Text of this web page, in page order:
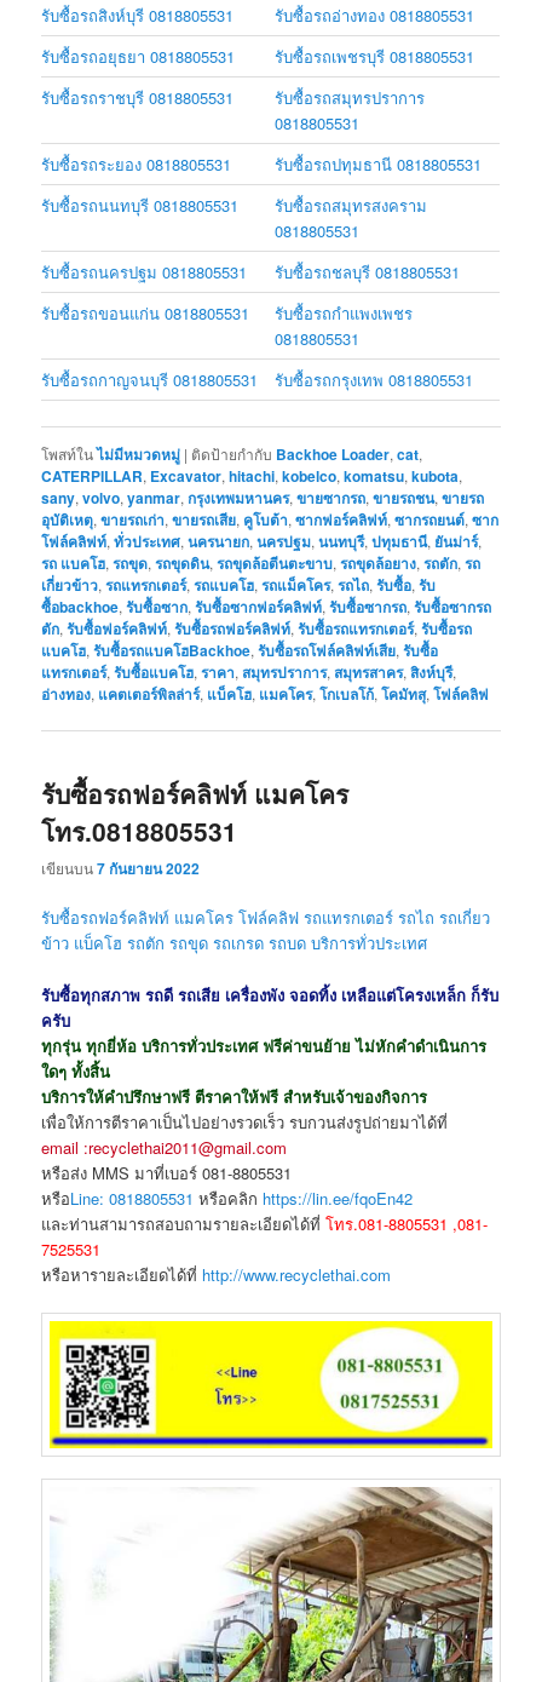
รับซื้อรถสิงห์บุรี 0818805531
รับซื้อรถอ่างทอง 0818805531
รับซื้อรถอยุธยา 0818805531
รับซื้อรถเพชรบุรี 0818805531
รับซื้อรถราชบุรี 0818805531
รับซื้อรถสมุทรปราการ
0818805531
รับซื้อรถระยอง 0818805531
รับซื้อรถปทุมธานี 0818805531
รับซื้อรถนนทบุรี 0818805531
รับซื้อรถสมุทรสงคราม
0818805531
รับซื้อรถนครปฐม 0818805531
รับซื้อรถชลบุรี 0818805531
รับซื้อรถขอนแก่น 0818805531
รับซื้อรถกำแพงเพชร
0818805531
รับซื้อรถกาญจนบุรี 0818805531
รับซื้อรถกรุงเทพ 0818805531
โพสท์ในไม่มีหมวดหมู่ | ติดป้ายกำกับ Backhoe Loader,cat,
CATERPILLAR, Excavator,hitachi,kobelco,komatsu,kubota,
sany,volvo,yanmar,กรุงเทพมหานคร,ขายซากรถ,ขายรถชน,ขายรถ
อุบัติเหตุ,ขายรถเก่า,ขายรถเสีย, คูโบต้า,ซากฟอร์คลิฟท์,ซากรถยนต์,ซาก
โฟล์คลิฟท์,ทั่วประเทศ,นครนายก,นครปฐม,นนทบุรี,ปทุมธานี, ยันม่าร์,
รถ แบคโฮ,รถขุด,รถขุดดิน,รถขุดล้อตีนตะขาบ,รถขุดล้อยาง,รถตัก,รถ
เกี่ยวข้าว,รถแทรกเตอร์,รถแบคโฮ,รถแม็คโคร,รถไถ,รับซื้อ,รับ
ซื้อbackhoe,รับซื้อซาก,รับซื้อซากฟอร์คลิฟท์,รับซื้อซากรถ,รับซื้อซากรถ
ตัก,รับซื้อฟอร์คลิฟท์,รับซื้อรถฟอร์คลิฟท์,รับซื้อรถแทรกเตอร์,รับซื้อรถ
แบคโฮ,รับซื้อรถแบคโฮBackhoe,รับซื้อรถโฟล์คลิฟท์เสีย,รับซื้อ
แทรกเตอร์,รับซื้อแบคโฮ,ราคา, สมุทรปราการ, สมุทรสาคร,สิงห์บุรี,
อ่างทอง, แคตเตอร์พิลล่าร์, แบ็คโฮ, แมคโคร,โกเบลโก้,โคมัทสุ,โฟล์คลิฟ
รับซื้อรถฟอร์คลิฟท์ แมคโคร
โทร.0818805531
เขียนบน7 กันยายน 2022
รับซื้อรถฟอร์คลิฟท์ แมคโคร โฟล์คลิฟ รถแทรกเตอร์ รถไถ รถเกี่ยว
ข้าว แบ็คโฮ รถตัก รถขุด รถเกรด รถบด บริการทั่วประเทศ
รับซื้อทุกสภาพ รถดี รถเสีย เครื่องพัง จอดทิ้ง เหลือแต่โครงเหล็ก ก็รับ
ครับ
ทุกรุ่น ทุกยี่ห้อ บริการทั่วประเทศ ฟรีค่าขนย้าย ไม่หักคำดำเนินการ
ใดๆ ทั้งสิ้น
บริการให้คำปรึกษาฟรี ตีราคาให้ฟรี สำหรับเจ้าของกิจการ
เพื่อให้การตีราคาเป็นไปอย่างรวดเร็ว รบกวนส่งรูปถ่ายมาได้ที่
email :recyclethai2011@gmail.com
หรือส่ง MMS มาที่เบอร์ 081-8805531
หรือLine: 0818805531 หรือคลิก https://lin.ee/fqoEn42
และท่านสามารถสอบถามรายละเอียดได้ที่โทร.081-8805531 ,081-
7525531
หรือหารายละเอียดได้ที่ http://www.recyclethai.com